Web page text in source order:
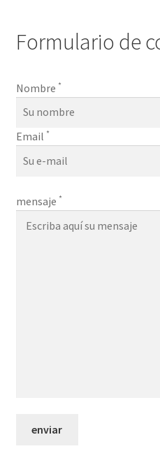
Noticias
Política de privacidad
Formulario de
Nombre *
Email *
mensaje *